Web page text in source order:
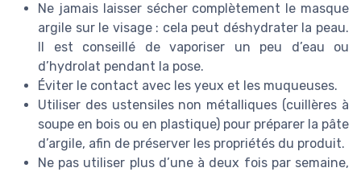
Ne jamais laisser sécher complètement le masque
argile sur le visage : cela peut déshydrater la peau.
Il est conseillé de vaporiser un peu d’eau ou
d’hydrolat pendant la pose.
Éviter le contact avec les yeux et les muqueuses.
Utiliser des ustensiles non métalliques (cuillères à
soupe en bois ou en plastique) pour préparer la pâte
d’argile, afin de préserver les propriétés du produit.
Ne pas utiliser plus d’une à deux fois par semaine,